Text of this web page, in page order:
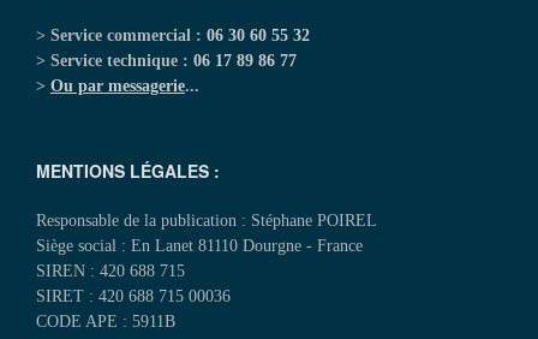
> Service commercial : 06 30 60 55 32
> Service technique : 06 17 89 86 77
> Ou par messagerie...
MENTIONS LÉGALES :
Responsable de la publication : Stéphane POIREL
Siège social : En Lanet 81110 Dourgne - France
SIREN : 420 688 715
SIRET : 420 688 715 00036
CODE APE : 5911B